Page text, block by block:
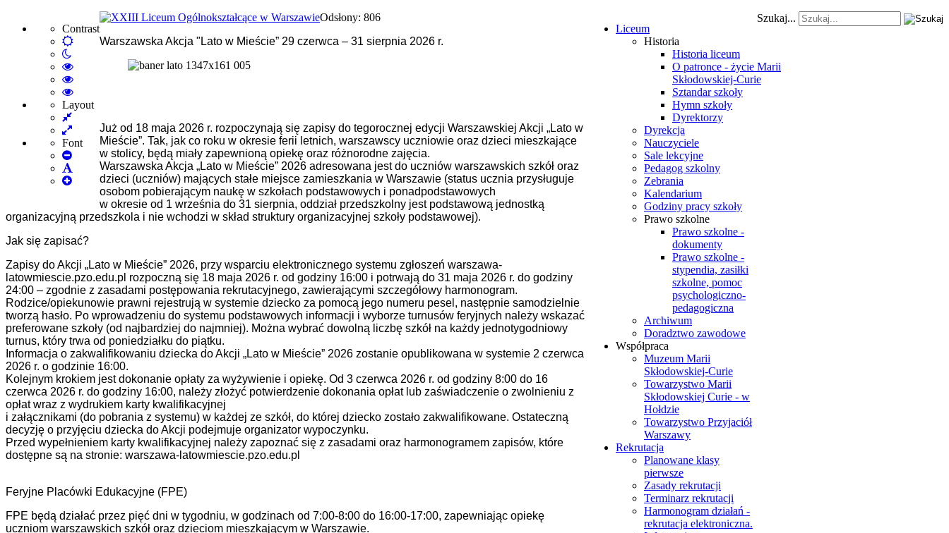
Contrast
Default
mode
High
Contrast
Black
White
High
Contrast
Black
High
Contrast
mode
Layout
Fixed
layout
Wide
layout
Font
Set
Smaller
FontDefault
Set
Larger
Szukaj...
Liceum
Historia
Historia liceum
O patronce - życie Marii
Skłodowskiej-Curie
Sztandar szkoły
Hymn szkoły
Dyrektorzy
Dyrekcja
Nauczyciele
Sale lekcyjne
Pedagog szkolny
Zebrania
Kalendarium
Godziny pracy szkoły
Prawo szkolne
Prawo szkolne -
dokumenty
Prawo szkolne -
stypendia, zasiłki
szkolne, pomoc
psychologiczno-
pedagogiczna
Archiwum
Doradztwo zawodowe
Współpraca
Muzeum Marii
Skłodowskiej-Curie
Towarzystwo Marii
Skłodowskiej Curie - w
Hołdzie
Towarzystwo Przyjaciół
Warszawy
Rekrutacja
Planowane klasy
pierwsze
Zasady rekrutacji
Terminarz rekrutacji
Harmonogram działań -
rekrutacja elektroniczna.
Odsłony: 806
Warszawska Akcja "Lato w Mieście” 29 czerwca – 31 sierpnia 2026 r.
Już od 18 maja 2026 r. rozpoczynają się zapisy do tegorocznej edycji Warszawskiej Akcji „Lato w
Mieście”. Tak, jak co roku w okresie ferii letnich, warszawscy uczniowie oraz dzieci mieszkające
w stolicy, będą miały zapewnioną opiekę oraz różnorodne zajęcia.
Warszawska Akcja „Lato w Mieście” 2026 adresowana jest do uczniów warszawskich szkół oraz
dzieci (uczniów) mających stałe miejsce zamieszkania w Warszawie (status ucznia przysługuje
osobom pobierającym naukę w szkołach podstawowych i ponadpodstawowych
w okresie od 1 września do 31 sierpnia, oddział przedszkolny jest podstawową jednostką
organizacyjną przedszkola i nie wchodzi w skład struktury organizacyjnej szkoły podstawowej).
Jak się zapisać?
Zapisy do Akcji „Lato w Mieście” 2026, przy wsparciu elektronicznego systemu zgłoszeń warszawa-
latowmiescie.pzo.edu.pl rozpoczną się 18 maja 2026 r. od godziny 16:00 i potrwają do 31 maja 2026 r. do godziny
24:00 – zgodnie z zasadami postępowania rekrutacyjnego, zawierającymi szczegółowy harmonogram.
Rodzice/opiekunowie prawni rejestrują w systemie dziecko za pomocą jego numeru pesel, następnie samodzielnie
tworzą hasło. Po wprowadzeniu do systemu podstawowych informacji i wyborze turnusów feryjnych należy wskazać
preferowane szkoły (od najbardziej do najmniej). Można wybrać dowolną liczbę szkół na każdy jednotygodniowy
turnus, który trwa od poniedziałku do piątku.
Informacja o zakwalifikowaniu dziecka do Akcji „Lato w Mieście” 2026 zostanie opublikowana w systemie 2 czerwca
2026 r. o godzinie 16:00.
Kolejnym krokiem jest dokonanie opłaty za wyżywienie i opiekę. Od 3 czerwca 2026 r. od godziny 8:00 do 16
czerwca 2026 r. do godziny 16:00, należy złożyć potwierdzenie dokonania opłat lub zaświadczenie o zwolnieniu z
opłat wraz z wydrukiem karty kwalifikacyjnej
i załącznikami (do pobrania z systemu) w każdej ze szkół, do której dziecko zostało zakwalifikowane. Ostateczną
decyzję o przyjęciu dziecka do Akcji podejmuje organizator wypoczynku.
Przed wypełnieniem karty kwalifikacyjnej należy zapoznać się z zasadami oraz harmonogramem zapisów, które
dostępne są na stronie: warszawa-latowmiescie.pzo.edu.pl
Feryjne Placówki Edukacyjne (FPE)
FPE będą działać przez pięć dni w tygodniu, w godzinach od 7:00-8:00 do 16:00-17:00, zapewniając opiekę
uczniom warszawskich szkół oraz dzieciom mieszkającym w Warszawie.